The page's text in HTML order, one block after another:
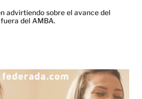
advirtiendo sobre el avance del
del AMBA.